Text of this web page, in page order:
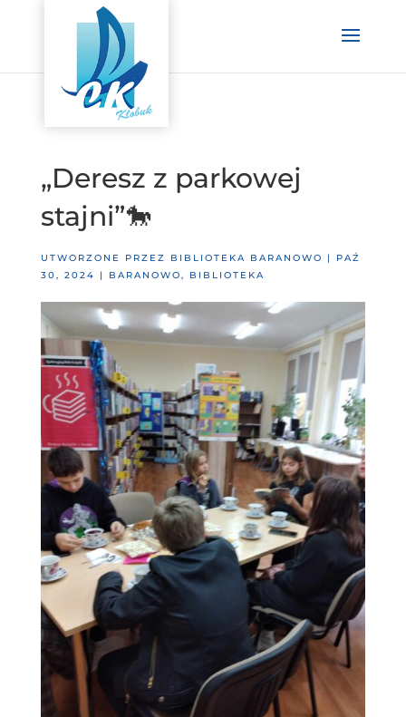
„Deresz z parkowej
stajni”🐎
UTWORZONE PRZEZ BIBLIOTEKA BARANOWO | PAŹ
30, 2024
| BARANOWO, BIBLIOTEKA